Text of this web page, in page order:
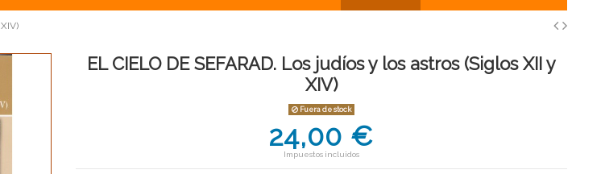
EL CIELO DE SEFARAD. Los judíos y los astros (Siglos XII y
XIV)
Fuera de stock
24,00 €
Impuestos incluidos